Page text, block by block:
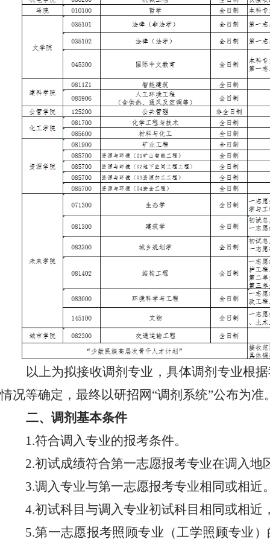
以上为拟接收调剂专业，具体调剂专业根
情况等确定，最终以研招网“调剂系统”公布为准
二、调剂基本条件
1.符合调入专业的报考条件。
2.初试成绩符合第一志愿报考专业在调入地
3.调入专业与第一志愿报考专业相同或相近
4.初试科目与调入专业初试科目相同或相近
5.第一志愿报考照顾专业（工学照顾专业